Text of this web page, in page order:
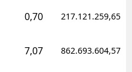
Düzce
0,70 217.121.259,65
7,07 862.693.604,57